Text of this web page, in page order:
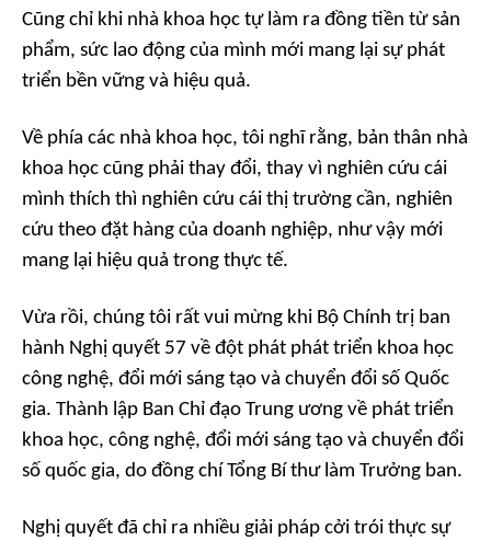
Cũng chỉ khi nhà khoa học tự làm ra đồng tiền từ sản
phẩm, sức lao động của mình mới mang lại sự phát
triển bền vững và hiệu quả.
Về phía các nhà khoa học, tôi nghĩ rằng, bản thân nhà
khoa học cũng phải thay đổi, thay vì nghiên cứu cái
mình thích thì nghiên cứu cái thị trường cần, nghiên
cứu theo đặt hàng của doanh nghiệp, như vậy mới
mang lại hiệu quả trong thực tế.
Vừa rồi, chúng tôi rất vui mừng khi Bộ Chính trị ban
hành Nghị quyết 57 về đột phát phát triển khoa học
công nghệ, đổi mới sáng tạo và chuyển đổi số Quốc
gia. Thành lập Ban Chỉ đạo Trung ương về phát triển
khoa học, công nghệ, đổi mới sáng tạo và chuyển đổi
số quốc gia, do đồng chí Tổng Bí thư làm Trưởng ban.
Nghị quyết đã chỉ ra nhiều giải pháp cởi trói thực sự